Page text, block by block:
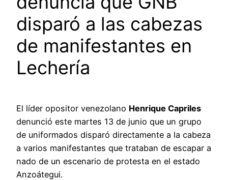
disparó a las cabezas
de manifestantes en
Lechería
El líder opositor venezolano Henrique Capriles
denunció este martes 13 de junio que un grupo
de uniformados disparó directamente a la cabeza
a varios manifestantes que trataban de escapar a
nado de un escenario de protesta en el estado
Anzoátegui.